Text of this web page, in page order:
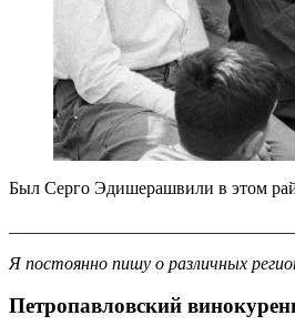
Был Серго Эдишерашвили в этом
Я постоянно пишу о различных
Петропавловский